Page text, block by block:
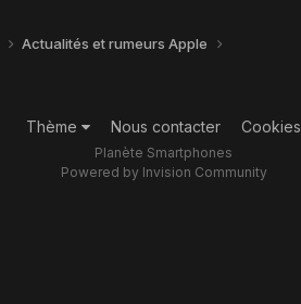
Actualités et rumeurs Apple
Thème Nous contacter Cookies
Planète Smartphones
Powered by Invision Community